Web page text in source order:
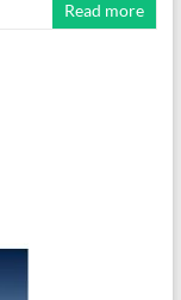
Read more